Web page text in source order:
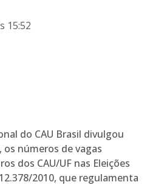
15:52
do CAU Brasil divulgou
números de vagas
dos CAU/UF nas Eleições
2010, que regulamenta